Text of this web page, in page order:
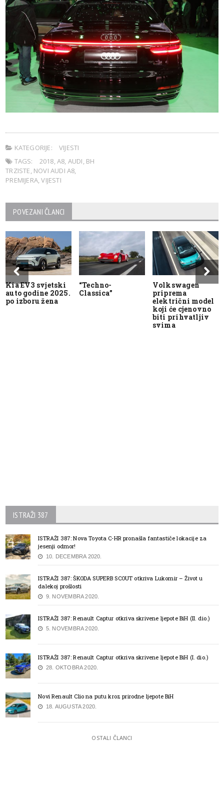
KATEGORIJE:
VIJESTI
TAGS:
2018,A8, AUDI, BH
TRZISTE, NOVI AUDI A8,
PREMIJERA,VIJESTI
POVEZANI ČLANCI
Kia EV3 svjetski
auto godine 2025.
po izboru žena
“Techno-
Classica”
Volkswagen
priprema
električni model
koji će cjenovno
biti prihvatljiv
svima
ISTRAŽI 387
ISTRAŽI 387: Nova Toyota C-HR pronašla fantastiče lokacije za
jesenji odmor!
10. DECEMBRA 2020.
ISTRAŽI 387: ŠKODA SUPERB SCOUT otkriva Lukomir – Život u
dalekoj prošlosti
9. NOVEMBRA 2020.
ISTRAŽI 387: Renault Captur otkriva skrivene ljepote BiH (II. dio.)
5. NOVEMBRA 2020.
ISTRAŽI 387: Renault Captur otkriva skrivene ljepote BiH (I. dio.)
28. OKTOBRA 2020.
Novi Renault Clio na putu kroz prirodne ljepote BiH
18. AUGUSTA 2020.
OSTALI ČLANCI